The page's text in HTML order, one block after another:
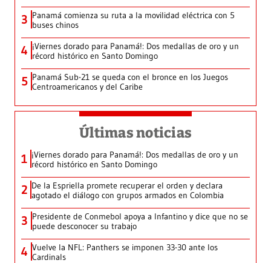
3 Panamá comienza su ruta a la movilidad eléctrica con 5
buses chinos
4 ¡Viernes dorado para Panamá!: Dos medallas de oro y un
récord histórico en Santo Domingo
5 Panamá Sub-21 se queda con el bronce en los Juegos
Centroamericanos y del Caribe
Últimas noticias
1 ¡Viernes dorado para Panamá!: Dos medallas de oro y un
récord histórico en Santo Domingo
2 De la Espriella promete recuperar el orden y declara
agotado el diálogo con grupos armados en Colombia
3 Presidente de Conmebol apoya a Infantino y dice que no se
puede desconocer su trabajo
4 Vuelve la NFL: Panthers se imponen 33-30 ante los
Cardinals